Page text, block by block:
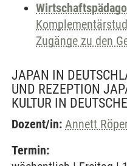
Zugänge zu den
JAPAN IN
UND REZEPTION
KULTUR IN
Dozent/in: Annett
Termin: